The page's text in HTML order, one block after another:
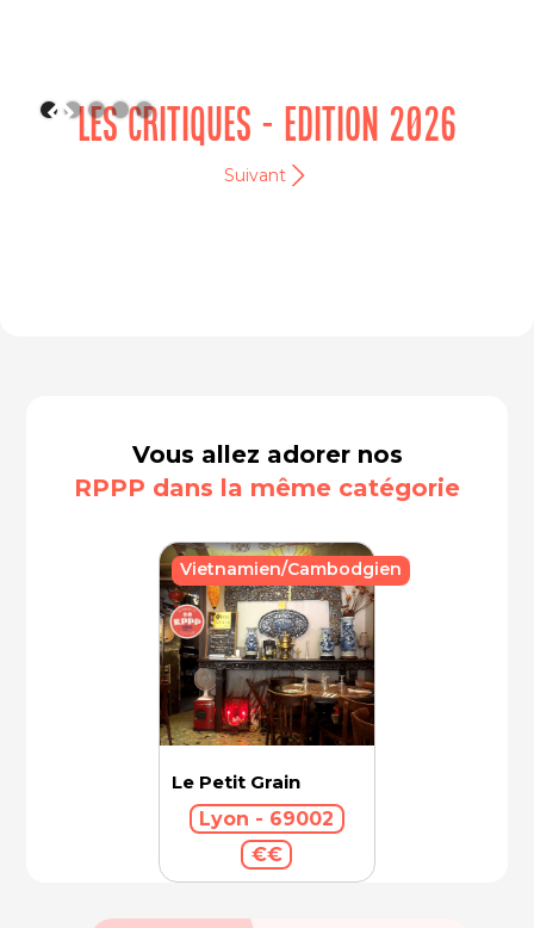
LES CRITIQUES - EDITION 2026
Suivant
Vous allez adorer nos
RPPP dans la même catégorie
Le Petit Grain
Lyon - 69002
€€
Vietnamien/Cambodgien